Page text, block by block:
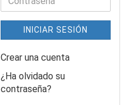
INICIAR SESIÓN
Crear una cuenta
¿Ha olvidado su
contraseña?